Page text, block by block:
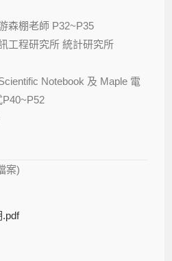
森棚老師 P32~P35
工程研究所 統計研究所
Notebook 及 Maple 電
案)
.pdf